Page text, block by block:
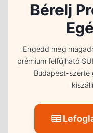
Bérelj
Engedd meg
prémium felfújható
Budapest-szerte